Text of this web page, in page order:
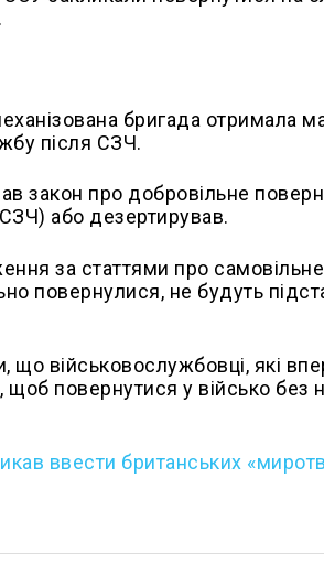
бригада отримала
після СЗЧ.
закон про добровільне
або дезертирував.
за статтями про
повернулися, не будуть
військовослужбовці, які
повернутися у військо без
ввести британських